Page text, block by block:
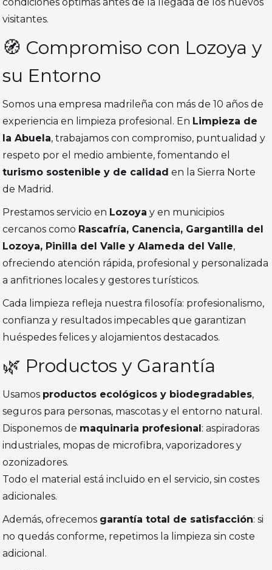
condiciones óptimas antes de la llegada de los nuevos
visitantes.
🧭 Compromiso con Lozoya y
su Entorno
Somos una empresa madrileña con más de 10 años de
experiencia en limpieza profesional. En Limpieza de
la Abuela, trabajamos con compromiso, puntualidad y
respeto por el medio ambiente, fomentando el
turismo sostenible y de calidad en la Sierra Norte
de Madrid.
Prestamos servicio en Lozoya y en municipios
cercanos como Rascafría, Canencia, Gargantilla del
Lozoya, Pinilla del Valle y Alameda del Valle,
ofreciendo atención rápida, profesional y personalizada
a anfitriones locales y gestores turísticos.
Cada limpieza refleja nuestra filosofía: profesionalismo,
confianza y resultados impecables que garantizan
huéspedes felices y alojamientos destacados.
🌿 Productos y Garantía
Usamos productos ecológicos y biodegradables,
seguros para personas, mascotas y el entorno natural.
Disponemos de maquinaria profesional : aspiradoras
industriales, mopas de microfibra, vaporizadores y
ozonizadores.
Todo el material está incluido en el servicio, sin costes
adicionales.
Además, ofrecemos garantía total de satisfacción: si
no quedás conforme, repetimos la limpieza sin coste
adicional.